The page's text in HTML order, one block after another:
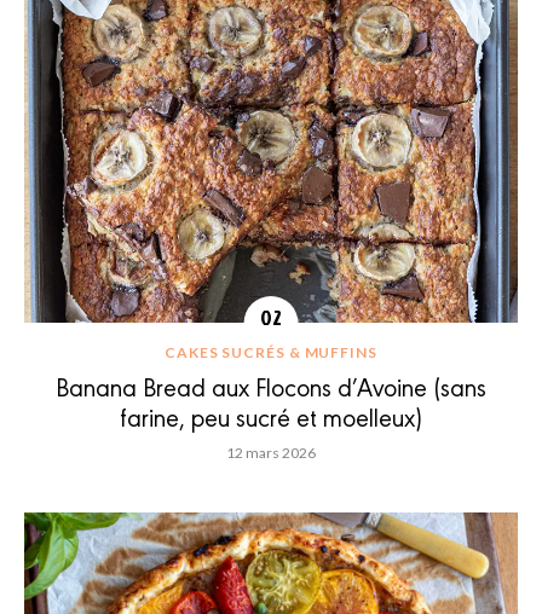
CAKES SUCRÉS & MUFFINS
Banana Bread aux Flocons d’Avoine (sans
farine, peu sucré et moelleux)
12 mars 2026